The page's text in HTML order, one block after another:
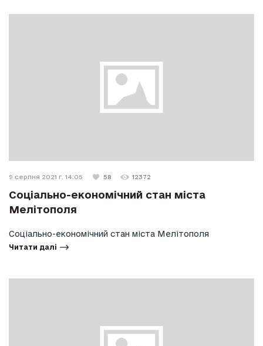
9 серпня 2021 г. 14:05 58 12372
Соціально-економічний стан міста
Мелітополя
Соціально-економічний стан міста Мелітополя
Читати далі